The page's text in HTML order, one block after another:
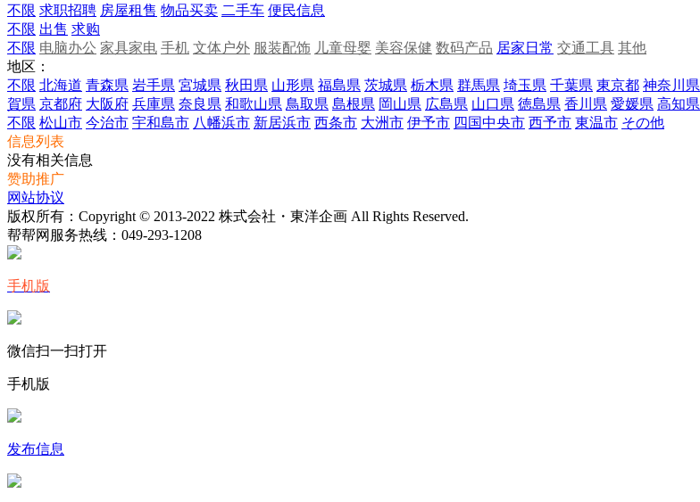
不限 求职招聘 房屋租售 物品买卖 二手车 便民信息
不限 出售 求购
不限 电脑办公 家具家电 手机 文体户外 服装配饰 儿童母婴 美容保健 数码产品 居家日常 交通工具 其他
地区：
不限 北海道 青森県 岩手県 宮城県 秋田県 山形県 福島県 茨城県 栃木県 群馬県 埼玉県 千葉県 東京都 神奈川県
賀県 京都府 大阪府 兵庫県 奈良県 和歌山県 鳥取県 島根県 岡山県 広島県 山口県 徳島県 香川県 愛媛県 高知県
不限 松山市 今治市 宇和島市 八幡浜市 新居浜市 西条市 大洲市 伊予市 四国中央市 西予市 東温市 その他
信息列表
没有相关信息
赞助推广
网站协议
版权所有：Copyright © 2013-2022 株式会社・東洋企画 All Rights Reserved.
帮帮网服务热线： 049-293-1208
手机版
微信扫一扫打开
手机版
发布信息